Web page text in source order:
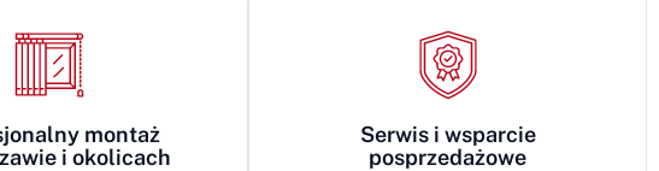
montaż
i okolicach
Serwis i wsparcie
posprzedażowe